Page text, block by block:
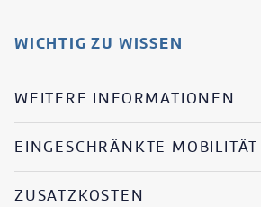
WICHTIG ZU WISSEN
WEITERE INFORMATIONEN
EINGESCHRÄNKTE MOBILITÄT
ZUSATZKOSTEN